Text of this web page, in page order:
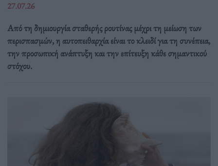
27.07.26
Από τη δημιουργία σταθερής ρουτίνας μέχρι τη μείωση των
περισπασμών, η αυτοπειθαρχία είναι το κλειδί για τη συνέπεια,
την προσωπική ανάπτυξη και την επίτευξη κάθε σημαντικού
στόχου.